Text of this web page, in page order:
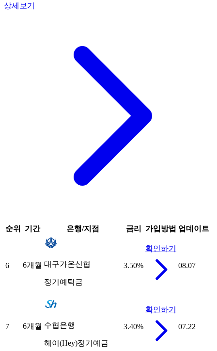
상세보기
순위 기간 은행/지점 금리 가입방법 업데이트
6 6개월 대구가온신협
정기예탁금
3.50%
확인하기
08.07
7 6개월 수협은행
헤이(Hey)정기예금
3.40%
확인하기
07.22